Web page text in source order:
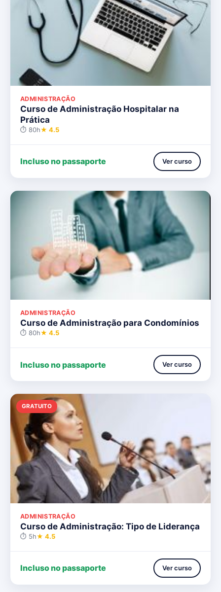
ADMINISTRAÇÃO
Curso de Administração Hospitalar na
Prática
⏱ 80h★ 4.5
Incluso no passaporte Ver curso
ADMINISTRAÇÃO
Curso de Administração para Condomínios
⏱ 80h★ 4.5
Incluso no passaporte Ver curso
GRATUITO
ADMINISTRAÇÃO
Curso de Administração: Tipo de Liderança
⏱ 5h★ 4.5
Incluso no passaporte Ver curso